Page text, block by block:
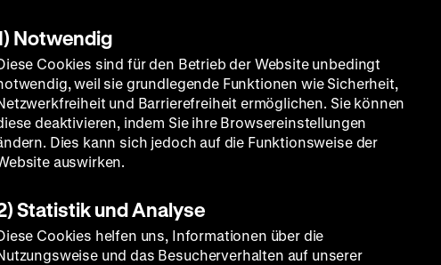
Notwendig
Cookies sind für den Betrieb der Website unbedingt
weil sie grundlegende Funktionen wie Sicherheit,
und Barrierefreiheit ermöglichen. Sie können
deaktivieren, indem Sie ihre Browsereinstellungen
Dies kann sich jedoch auf die Funktionsweise der
auswirken.
Statistik und Analyse
Cookies helfen uns, Informationen über die
und das Besucherverhalten auf unserer